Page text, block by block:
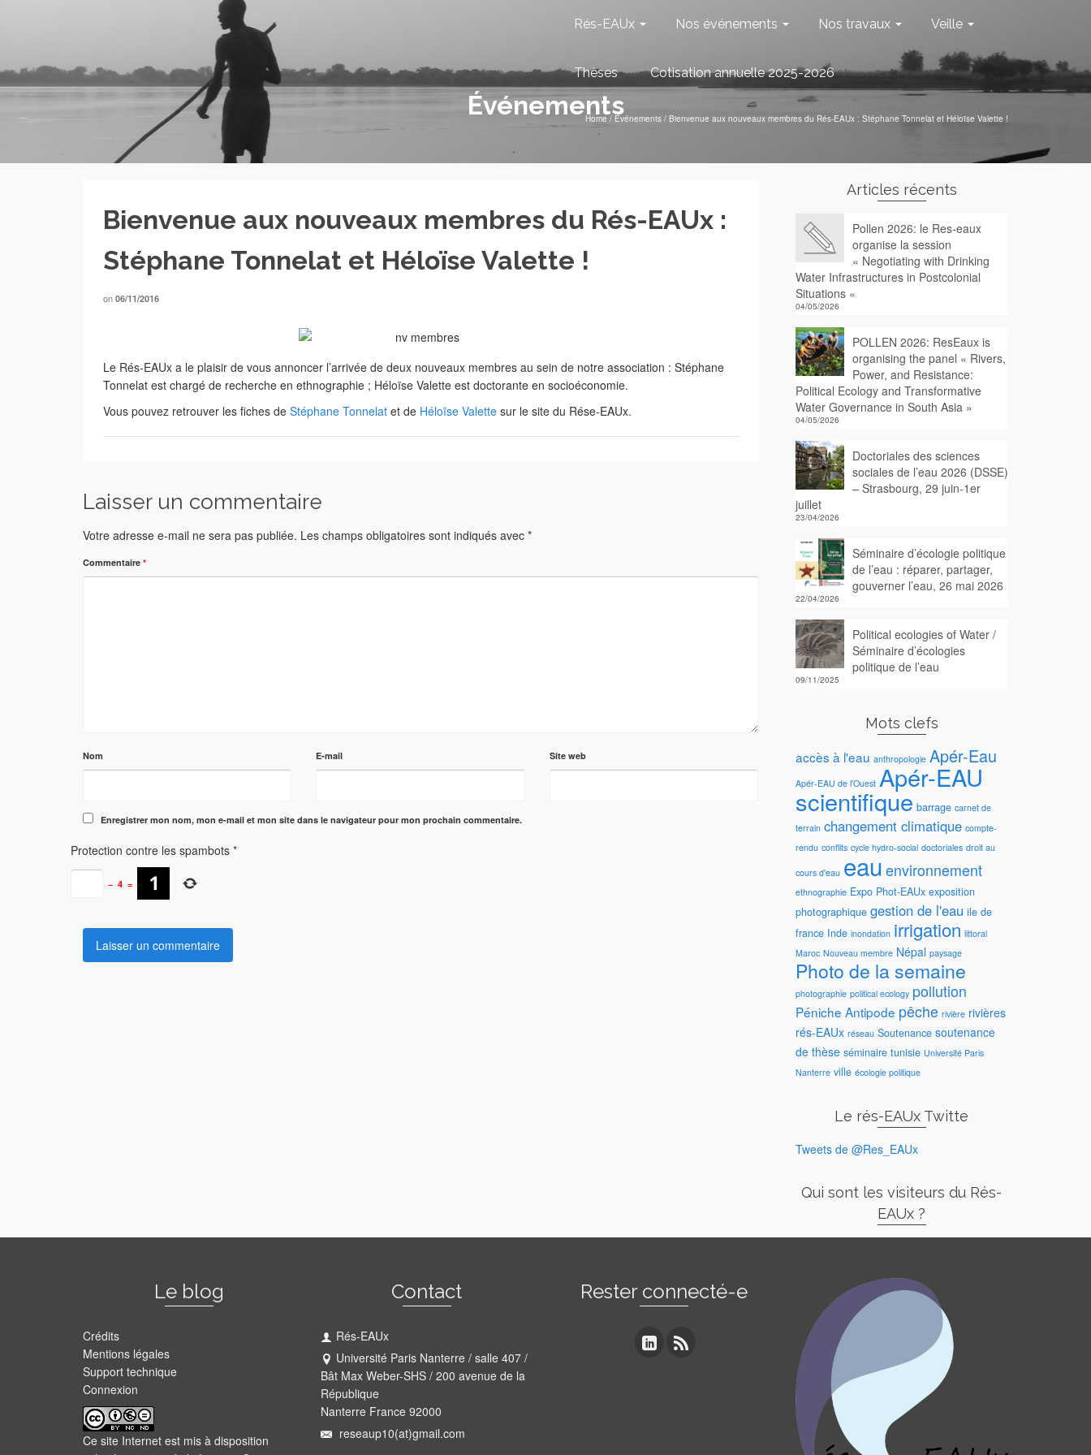
Rés-EAUx Nos événements Nos travaux Veille
Thèses Cotisation annuelle 2025-2026
Événements
Home / Événements / Bienvenue aux nouveaux membres du Rés-EAUx : Stéphane Tonnelat et Héloïse Valette !
Bienvenue aux nouveaux membres du Rés-EAUx :
Stéphane Tonnelat et Héloïse Valette !
on 06/11/2016
Le Rés-EAUx a le plaisir de vous annoncer l’arrivée de deux nouveaux membres au sein de notre association : Stéphane
Tonnelat est chargé de recherche en ethnographie ; Héloïse Valette est doctorante en socioéconomie.
Vous pouvez retrouver les fiches de Stéphane Tonnelat et de Héloïse Valette sur le site du Rése-EAUx.
Laisser un commentaire
Votre adresse e-mail ne sera pas publiée. Les champs obligatoires sont indiqués avec *
Commentaire *
Nom E-mail Site web
Enregistrer mon nom, mon e-mail et mon site dans le navigateur pour mon prochain commentaire.
Protection contre les spambots *
− 4 =
Articles récents
Pollen 2026: le Res-eaux
organise la session
« Negotiating with Drinking
Water Infrastructures in Postcolonial
Situations «
04/05/2026
POLLEN 2026: ResEaux is
organising the panel « Rivers,
Power, and Resistance:
Political Ecology and Transformative
Water Governance in South Asia »
04/05/2026
Doctoriales des sciences
sociales de l’eau 2026 (DSSE)
– Strasbourg, 29 juin-1er
juillet
23/04/2026
Séminaire d’écologie politique
de l’eau : réparer, partager,
gouverner l’eau, 26 mai 2026
22/04/2026
Political ecologies of Water /
Séminaire d’écologies
politique de l’eau
09/11/2025
Mots clefs
accès à l'eau anthropologie Apér-Eau
Apér-EAU de l'Ouest Apér-EAU
scientifique barrage carnet de
terrain changement climatique compte-
rendu conflits cycle hydro-social doctoriales droit au
cours d'eau eau environnement
ethnographie Expo Phot-EAUx exposition
photographique gestion de l'eau ile de
france Inde inondation irrigation littoral
Maroc Nouveau membre Népal paysage
Photo de la semaine
photographie political ecology pollution
Péniche Antipode pêche rivière rivières
rés-EAUx réseau Soutenance soutenance
de thèse séminaire tunisie Université Paris
Nanterre ville écologie politique
Le rés-EAUx Twitte
Tweets de @Res_EAUx
Qui sont les visiteurs du Rés-
EAUx ?
Le blog
Crédits
Mentions légales
Support technique
Connexion
Ce site Internet est mis à disposition
Contact
Rés-EAUx
Université Paris Nanterre / salle 407 /
Bât Max Weber-SHS / 200 avenue de la
République
Nanterre France 92000
reseaup10(at)gmail.com
Rester connecté-e